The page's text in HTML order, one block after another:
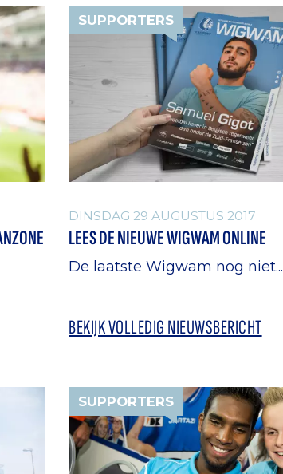
SUPPORTERS
DINSDAG 29 AUGUSTUS 2017
LEES DE NIEUWE WIGWAM ONLINE
De laatste Wigwam nog niet...
BEKIJK VOLLEDIG NIEUWSBERICHT
SUPPORTERS